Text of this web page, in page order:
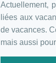
Actuellement,
liées aux
de vacances.
mais aussi